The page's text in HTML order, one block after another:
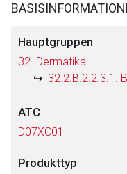
Hauptgruppen
32. Dermatika
32.2.B.2.2.3.1.
ATC
D07XC01
Produkttyp